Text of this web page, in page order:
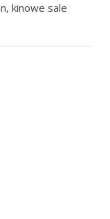
kinowe sale